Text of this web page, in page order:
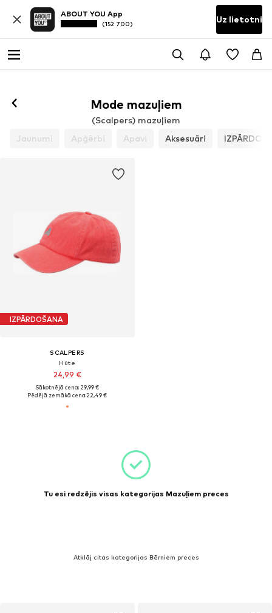
ABOUT YOU App
(152 700) Uz lietotni
Mode mazuļiem
(Scalpers) mazuļiem
Jaunumi
Apģērbi Apavi Aksesuāri
IZPĀRDOŠANA
SCALPERS
Hūte
24,99 €
Sākotnējā cena: 29,99 €
Pēdējā zemākā cena:22,49 €
Tu esi redzējis visas kategorijas Mazuļiem preces
Atklāj citas kategorijas Bērniem preces